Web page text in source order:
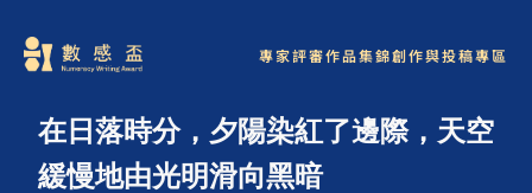
專家評審作品集錦創作與投稿專區
在日落時分，夕陽染紅了邊際，天空
緩慢地由光明滑向黑暗